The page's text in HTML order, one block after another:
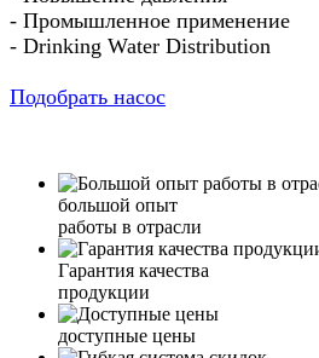
- Промышленное применение
- Drinking Water Distribution
Подобрать насос
большой опыт
работы в отрасли
Гарантия качества
продукции
доступные цены